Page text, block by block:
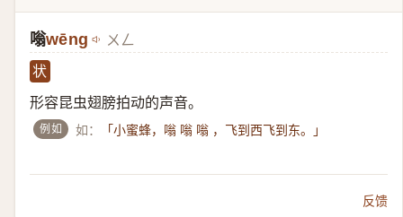
嗡wēng ㄨㄥ
状
形容昆虫翅膀拍动的声音。
例如 如： 「小蜜蜂，嗡 嗡 嗡 ，飞到西飞到东。」
反馈